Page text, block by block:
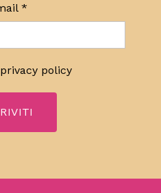
*
privacy policy